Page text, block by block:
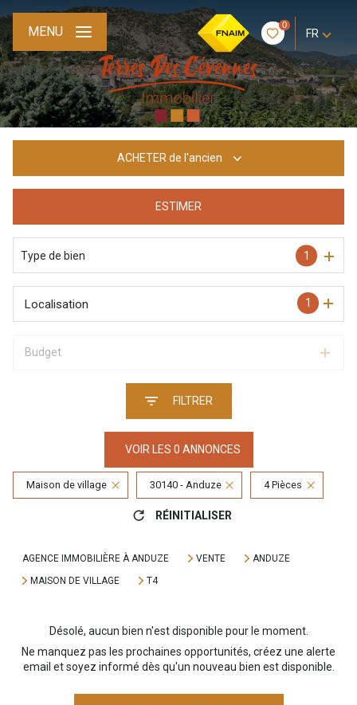
0
FR
MENU
ACHETER de l'ancien
ESTIMER
Type de bien 1
1
Localisation
Budget
FILTRER
VOIR LES 0 ANNONCES
Maison de village 30140 - Anduze 4 Pièces
RÉINITIALISER
AGENCE IMMOBILIÈRE À ANDUZE VENTE
ANDUZE
MAISON DE VILLAGE
T4
Désolé, aucun bien n'est disponible pour le moment.
Ne manquez pas les prochaines opportunités, créez une alerte
email et soyez informé dès qu'un nouveau bien est disponible.